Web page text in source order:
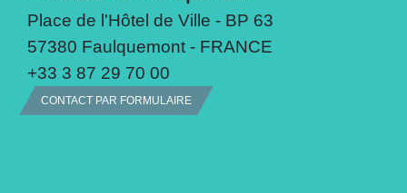
Place de l'Hôtel de Ville - BP 63
57380 Faulquemont - FRANCE
+33 3 87 29 70 00
CONTACT PAR FORMULAIRE